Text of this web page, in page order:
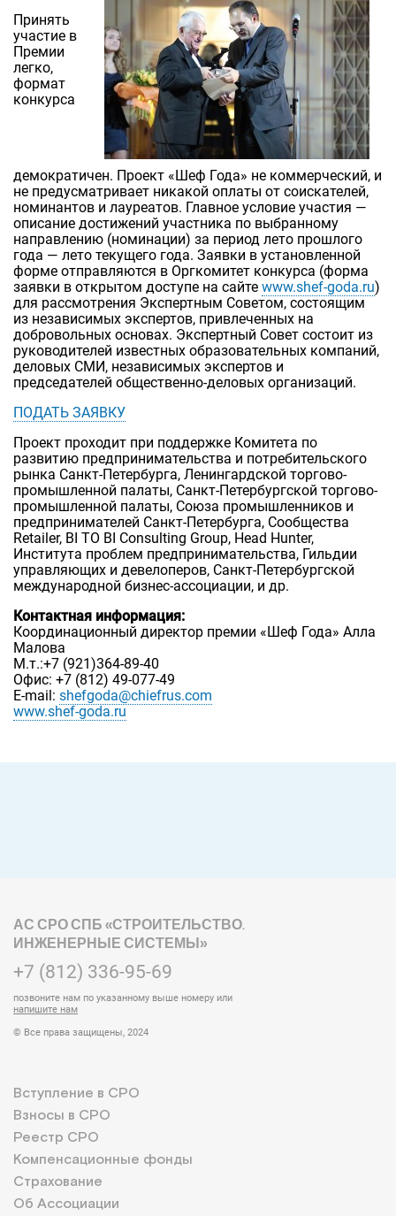
Принять
участие в
Премии
легко,
формат
конкурса
демократичен. Проект «Шеф Года» не коммерческий, и
не предусматривает никакой оплаты от соискателей,
номинантов и лауреатов. Главное условие участия —
описание достижений участника по выбранному
направлению (номинации) за период лето прошлого
года — лето текущего года. Заявки в установленной
форме отправляются в Оргкомитет конкурса (форма
заявки в открытом доступе на сайте www.shef-goda.ru)
для рассмотрения Экспертным Советом, состоящим
из независимых экспертов, привлеченных на
добровольных основах. Экспертный Совет состоит из
руководителей известных образовательных компаний,
деловых СМИ, независимых экспертов и
председателей общественно-деловых организаций.
ПОДАТЬ ЗАЯВКУ
Проект проходит при поддержке Комитета по
развитию предпринимательства и потребительского
рынка Санкт-Петербурга, Ленингардской торгово-
промышленной палаты, Санкт-Петербургской торгово-
промышленной палаты, Союза промышленников и
предпринимателей Санкт-Петербурга, Сообщества
Retailer, BI TO BI Consulting Group, Head Hunter,
Института проблем предпринимательства, Гильдии
управляющих и девелоперов, Санкт-Петербургской
международной бизнес-ассоциации, и др.
Контактная информация:
Координационный директор премии «Шеф Года» Алла
Малова
М.т.:+7 (921)364-89-40
Офис: +7 (812) 49-077-49
E-mail: shefgoda@chiefrus.com
www.shef-goda.ru
АС СРО СПБ «СТРОИТЕЛЬСТВО.
ИНЖЕНЕРНЫЕ СИСТЕМЫ»
+7 (812) 336-95-69
позвоните нам по указанному выше номеру или
напишите нам
© Все права защищены, 2024
Вступление в СРО
Взносы в СРО
Реестр СРО
Компенсационные фонды
Страхование
Об Ассоциации